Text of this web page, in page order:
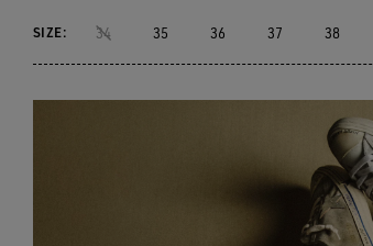
SIZE: 34 35 36 37 38